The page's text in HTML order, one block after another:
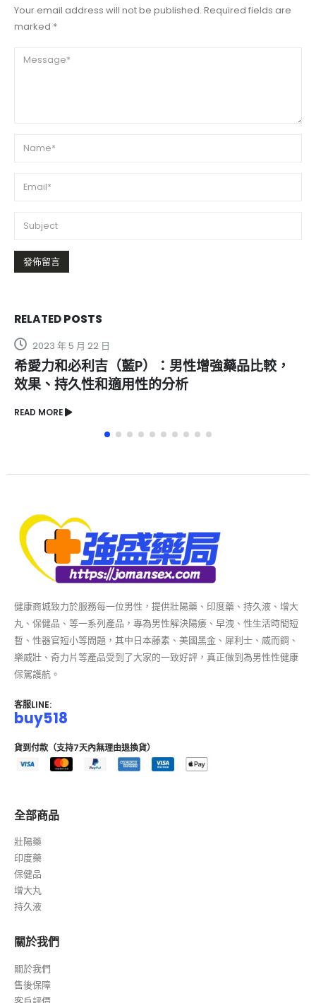
Your email address will not be published. Required fields are
marked *
RELATEDPOSTS
增強藥品比較，
印度卡其丸真的有效嗎？使
靠？
健康商城致力於服務每一位男性，提供壯陽藥、印度藥、持久液、增大
丸、保健品、等一系列產品，專為男性解決陽痿、早洩、性生活時間短
暫、性器官短小等問題，其中日本藤素、美國黑金、犀利士、威而鋼、
樂威壯、奇力片等產品受到了大家的一致好評，真正做到為男性性健康
保駕護航。
客服LINE:
buy518
貨到付款（支持7天內無理由退換貨）
全部商品
壯陽藥
印度藥
保健品
增大丸
持久液
關於我們
關於我們
售後保障